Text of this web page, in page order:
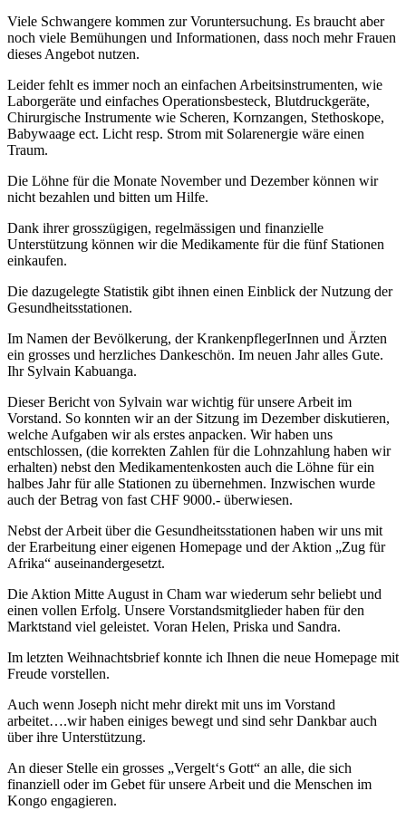
Viele Schwangere kommen zur Voruntersuchung. Es braucht aber
noch viele Bemühungen und Informationen, dass noch mehr Frauen
dieses Angebot nutzen.
Leider fehlt es immer noch an einfachen Arbeitsinstrumenten, wie
Laborgeräte und einfaches Operationsbesteck, Blutdruckgeräte,
Chirurgische Instrumente wie Scheren, Kornzangen, Stethoskope,
Babywaage ect. Licht resp. Strom mit Solarenergie wäre einen
Traum.
Die Löhne für die Monate November und Dezember können wir
nicht bezahlen und bitten um Hilfe.
Dank ihrer grosszügigen, regelmässigen und finanzielle
Unterstützung können wir die Medikamente für die fünf Stationen
einkaufen.
Die dazugelegte Statistik gibt ihnen einen Einblick der Nutzung der
Gesundheitsstationen.
Im Namen der Bevölkerung, der KrankenpflegerInnen und Ärzten
ein grosses und herzliches Dankeschön. Im neuen Jahr alles Gute.
Ihr Sylvain Kabuanga.
Dieser Bericht von Sylvain war wichtig für unsere Arbeit im
Vorstand. So konnten wir an der Sitzung im Dezember diskutieren,
welche Aufgaben wir als erstes anpacken. Wir haben uns
entschlossen, (die korrekten Zahlen für die Lohnzahlung haben wir
erhalten) nebst den Medikamentenkosten auch die Löhne für ein
halbes Jahr für alle Stationen zu übernehmen. Inzwischen wurde
auch der Betrag von fast CHF 9000.- überwiesen.
Nebst der Arbeit über die Gesundheitsstationen haben wir uns mit
der Erarbeitung einer eigenen Homepage und der Aktion „Zug für
Afrika“ auseinandergesetzt.
Die Aktion Mitte August in Cham war wiederum sehr beliebt und
einen vollen Erfolg. Unsere Vorstandsmitglieder haben für den
Marktstand viel geleistet. Voran Helen, Priska und Sandra.
Im letzten Weihnachtsbrief konnte ich Ihnen die neue Homepage mit
Freude vorstellen.
Auch wenn Joseph nicht mehr direkt mit uns im Vorstand
arbeitet….wir haben einiges bewegt und sind sehr Dankbar auch
über ihre Unterstützung.
An dieser Stelle ein grosses „Vergelt‘s Gott“ an alle, die sich
finanziell oder im Gebet für unsere Arbeit und die Menschen im
Kongo engagieren.